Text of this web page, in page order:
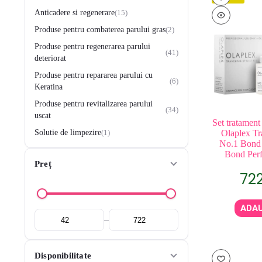
Anticadere si regenerare 15
Produse pentru combaterea parului gras 2
Produse pentru regenerarea parului
deteriorat
41
Produse pentru repararea parului cu
Keratina
6
Produse pentru revitalizarea parului
uscat
34
Solutie de limpezire 1
Preț
–
Disponibilitate
Set
Olaplex
No.1
Bond